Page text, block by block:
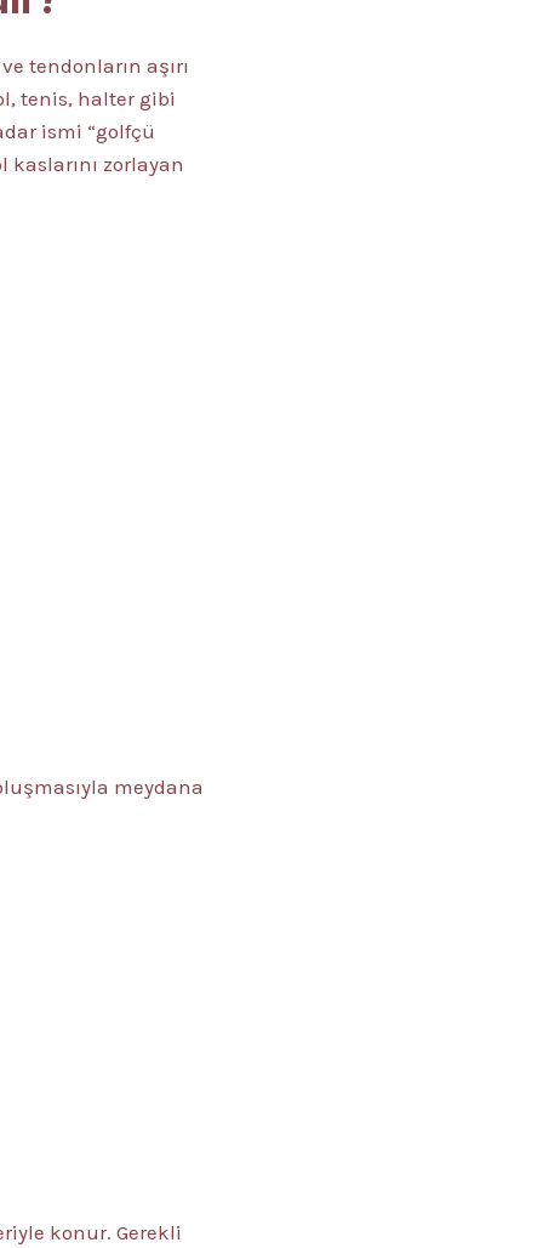
tendonların aşırı
tenis, halter gibi
ismi “golfçü
zorlayan
meydana
konur. Gerekli